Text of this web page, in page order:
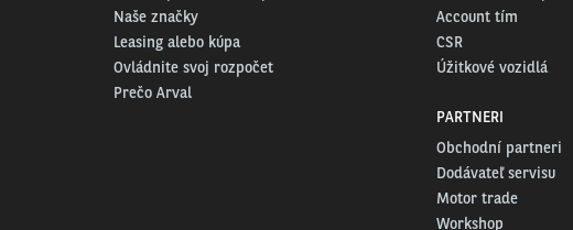
Naše značky
Leasing alebo kúpa
Ovládnite svoj rozpočet
Prečo Arval
Account tím
CSR
Úžitkové vozidlá
PARTNERI
Obchodní partneri
Dodávateľ servisu
Motor trade
Workshop